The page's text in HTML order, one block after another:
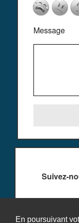
En poursuivant
Message
Suivez-